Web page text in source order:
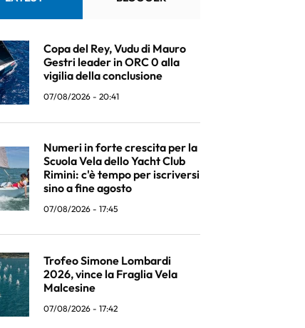
Copa del Rey, Vudu di Mauro
Gestri leader in ORC 0 alla
vigilia della conclusione
07/08/2026 - 20:41
Numeri in forte crescita per la
Scuola Vela dello Yacht Club
Rimini: c'è tempo per iscriversi
sino a fine agosto
07/08/2026 - 17:45
Trofeo Simone Lombardi
2026, vince la Fraglia Vela
Malcesine
07/08/2026 - 17:42